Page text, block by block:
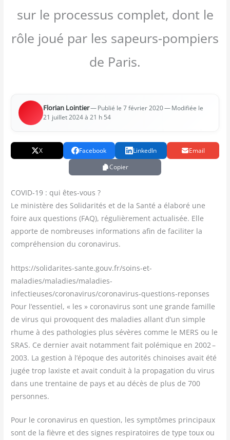
sur le processus complet, dont le
rôle joué par les sapeurs-pompiers
de Paris.
Flo­rian Loin­tier— Publié le 7 février 2020— Modi­fiée le
21 juillet 2024 à 21 h 54
X Facebook LinkedIn
Email
Copier
COVID-19 : qui êtes-vous ?
Le minis­tère des Soli­da­ri­tés et de la San­té a éla­bo­ré une
foire aux ques­tions (FAQ), régu­liè­re­ment actua­li­sée. Elle
apporte de nom­breuses infor­ma­tions afin de faci­li­ter la
com­pré­hen­sion du coronavirus.
https://solidarites-sante.gouv.fr/soins-et-
maladies/maladies/maladies-
infectieuses/coronavirus/coronavirus-questions-reponses
Pour l’essentiel, « les » coro­na­vi­rus sont une grande famille
de virus qui pro­voquent des mala­dies allant d’un simple
rhume à des patho­lo­gies plus sévères comme le MERS ou le
SRAS. Ce der­nier avait notam­ment fait polé­mique en 2002 –
2003. La ges­tion à l’époque des auto­ri­tés chi­noises avait été
jugée trop laxiste et avait conduit à la pro­pa­ga­tion du virus
dans une tren­taine de pays et au décès de plus de 700
personnes.
Pour le coro­na­vi­rus en ques­tion, les symp­tômes prin­ci­paux
sont de la fièvre et des signes res­pi­ra­toires de type toux ou